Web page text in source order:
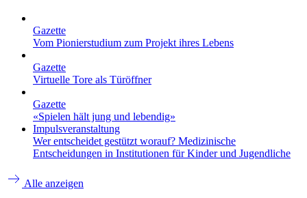
Gazette
Vom Pionierstudium zum Projekt ihres Lebens
Gazette
Virtuelle Tore als Türöffner
Gazette
«Spielen hält jung und lebendig»
Impulsveranstaltung
Wer entscheidet gestützt worauf? Medizinische
Entscheidungen in Institutionen für Kinder und Jugendliche
Alle anzeigen